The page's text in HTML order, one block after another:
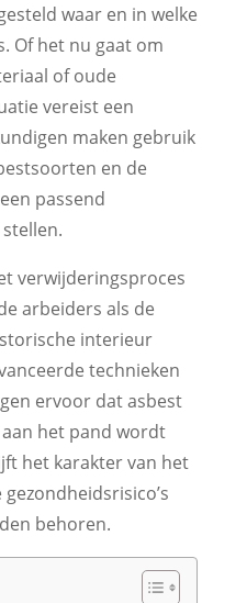
waar en in welke
Of het nu gaat om
of oude
vereist een
maken gebruik
en de
passend
verwijderingsproces
arbeiders als de
interieur
technieken
ervoor dat asbest
het pand wordt
het karakter van het
behoren.